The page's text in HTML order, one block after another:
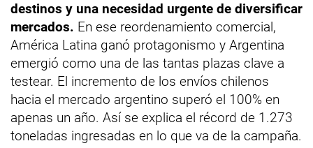
destinos y una necesidad urgente de diversificar
mercados. En ese reordenamiento comercial,
América Latina ganó protagonismo y Argentina
emergió como una de las tantas plazas clave a
testear. El incremento de los envíos chilenos
hacia el mercado argentino superó el 100% en
apenas un año. Así se explica el récord de 1.273
toneladas ingresadas en lo que va de la campaña.